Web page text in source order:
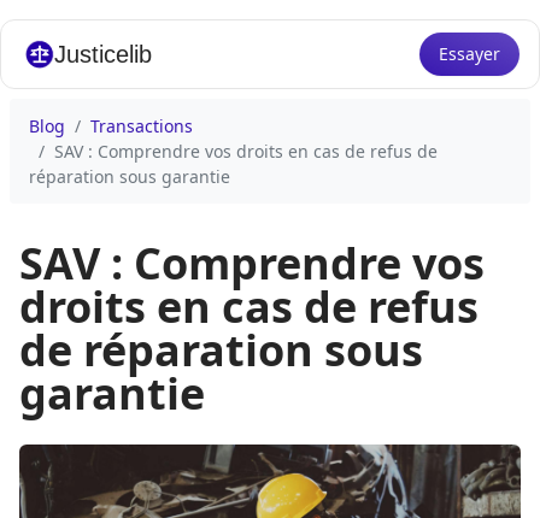
Justicelib Essayer
Blog
Transactions
SAV : Comprendre vos droits en cas de refus de
réparation sous garantie
SAV : Comprendre vos
droits en cas de refus
de réparation sous
garantie